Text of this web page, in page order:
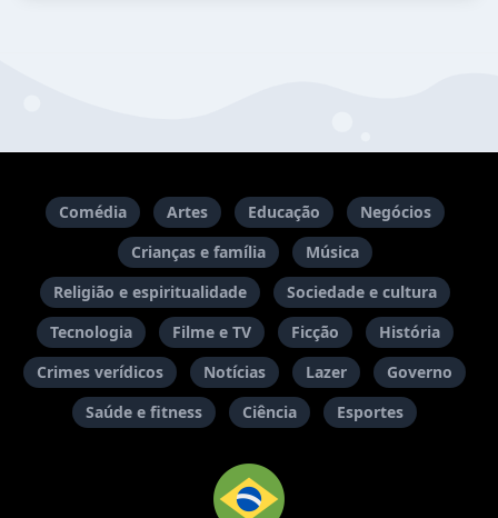
Comédia Artes Educação
Negócios
Crianças e família
Música
Religião e espiritualidade
Sociedade e cultura
Tecnologia
Filme e TV Ficção
História
Crimes verídicos
Notícias Lazer
Governo
Saúde e fitness
Ciência Esportes